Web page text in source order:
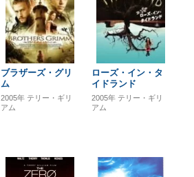
ブラザーズ・グリ
ム
2005年 テリー・ギリ
アム
ローズ・イン・タ
イドランド
2005年 テリー・ギリ
アム